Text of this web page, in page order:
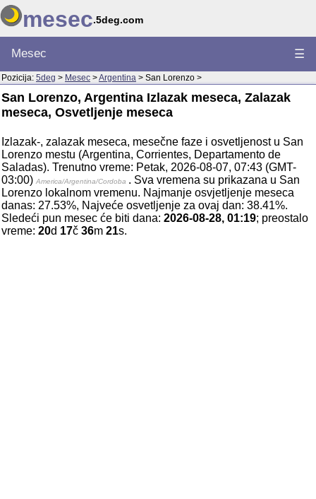
mesec.5deg.com
Mesec ☰
Pozicija: 5deg > Mesec >Argentina > San Lorenzo >
San Lorenzo, Argentina Izlazak meseca, Zalazak
meseca, Osvetljenje meseca
Izlazak-, zalazak meseca, mesečne faze i osvetljenost u San
Lorenzo mestu (Argentina, Corrientes, Departamento de
Saladas). Trenutno vreme: Petak, 2026-08-07, 07:43 (GMT-
03:00) America/Argentina/Cordoba . Sva vremena su prikazana u San
Lorenzo lokalnom vremenu. Najmanje osvjetljenje meseca
danas: 27.53%, Najveće osvetljenje za ovaj dan: 38.41%.
Sledeći pun mesec će biti dana: 2026-08-28, 01:19; preostalo
vreme: 20d 17č 36m 21s.